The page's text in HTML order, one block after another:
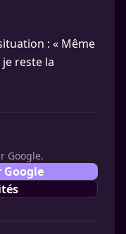
: « Même
reste la
Google.
Google